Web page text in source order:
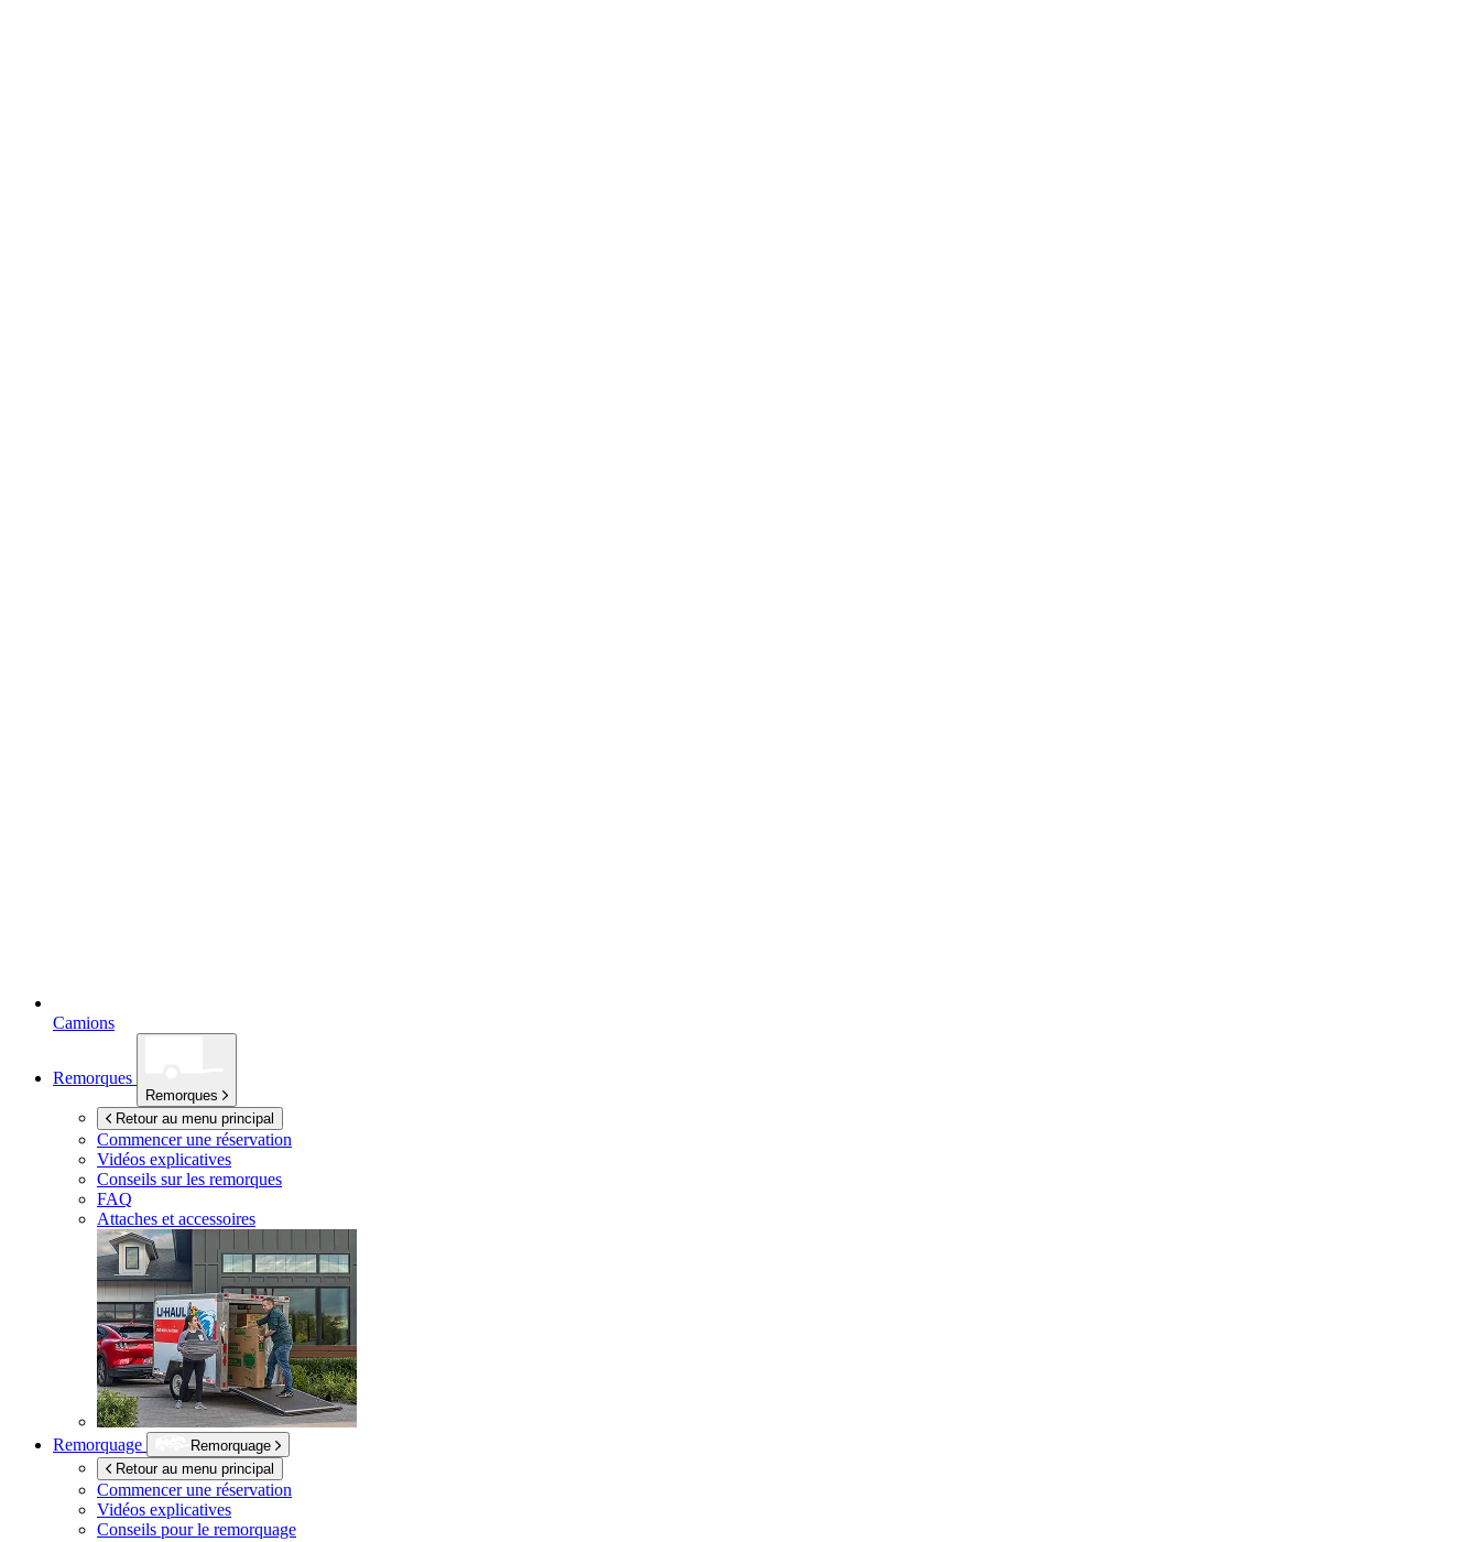
Camions
Remorques
Remorques
Retour au menu principal
Commencer une réservation
Vidéos explicatives
Conseils sur les remorques
FAQ
Attaches et accessoires
Remorquage
Remorquage
Retour au menu principal
Commencer une réservation
Vidéos explicatives
Conseils pour le remorquage